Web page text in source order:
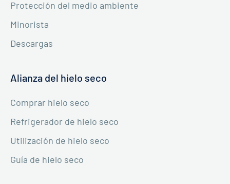
Protección del medio ambiente
Minorista
Descargas
Alianza del hielo seco
Comprar hielo seco
Refrigerador de hielo seco
Utilización de hielo seco
Guía de hielo seco